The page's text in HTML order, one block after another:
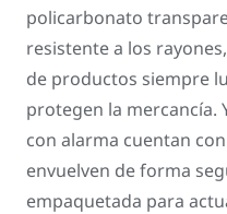
policarbonato
resistente a los
de productos siempre
protegen la mercancía.
con alarma cuentan
envuelven de forma
empaquetada para